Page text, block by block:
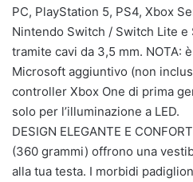
PC, PlayStation 5, PS4, Xbox
Nintendo Switch / Switch Lite e
tramite cavi da 3,5 mm. NOTA:
Microsoft aggiuntivo (non
controller Xbox One di prima
solo per l’illuminazione a LED.
DESIGN ELEGANTE E
(360 grammi) offrono una
alla tua testa. I morbidi